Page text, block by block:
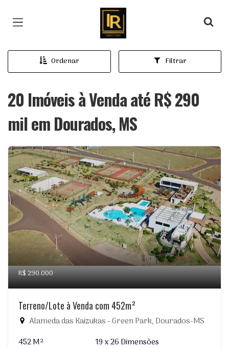
Página inicial
Ordenar Filtrar
20 Imóveis à Venda até R$ 290
mil em Dourados, MS
R$ 290.000
Terreno/Lote à Venda com 452m²
Alameda das Kaizukas - Green Park, Dourados-MS
452 M²
19 x 26 Dimensões